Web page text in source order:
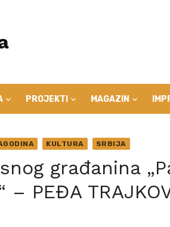
PROJEKTI MAGAZIN
KULTURA SRBIJA
građanina
– PEĐA